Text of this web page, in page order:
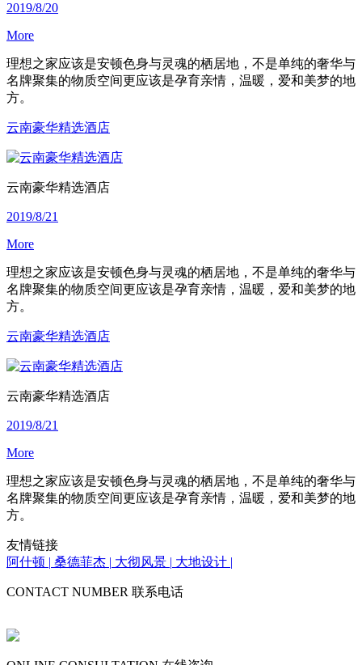
2019/8/20
More
理想之家应该是安顿色身与灵魂的栖居地，不是单纯的奢华与
名牌聚集的物质空间更应该是孕育亲情，温暖，爱和美梦的地
方。
云南豪华精选酒店
云南豪华精选酒店
2019/8/21
More
理想之家应该是安顿色身与灵魂的栖居地，不是单纯的奢华与
名牌聚集的物质空间更应该是孕育亲情，温暖，爱和美梦的地
方。
云南豪华精选酒店
云南豪华精选酒店
2019/8/21
More
理想之家应该是安顿色身与灵魂的栖居地，不是单纯的奢华与
名牌聚集的物质空间更应该是孕育亲情，温暖，爱和美梦的地
方。
友情链接
阿什顿 | 桑德菲杰 | 大彻风景 | 大地设计 |
CONTACT NUMBER 联系电话